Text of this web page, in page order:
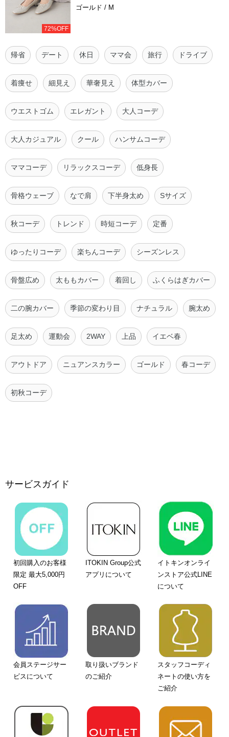
72%OFF
ゴールド / M
帰省 デート 休日 ママ会 旅行 ドライブ
着痩せ 細見え 華奢見え 体型カバー
ウエストゴム エレガント 大人コーデ
大人カジュアル クール ハンサムコーデ
ママコーデ リラックスコーデ 低身長
骨格ウェーブ なで肩 下半身太め Sサイズ
秋コーデ トレンド 時短コーデ 定番
ゆったりコーデ 楽ちんコーデ シーズンレス
骨盤広め 太ももカバー 着回し ふくらはぎカバー
二の腕カバー 季節の変わり目 ナチュラル 腕太め
足太め 運動会 2WAY 上品 イエベ春
アウトドア ニュアンスカラー ゴールド 春コーデ
初秋コーデ
サービスガイド
初回購入のお客様
限定 最大5,000円
OFF
ITOKIN Group公式
アプリについて
イトキンオンライ
ンストア公式LINE
について
会員ステージサー
ビスについて
取り扱いブランド
のご紹介
スタッフコーディ
ネートの使い方を
ご紹介